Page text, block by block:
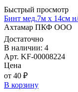
Быстрый просмотр
Бинт мед.7м х 14см
Ахтамар ПКФ ООО
Достаточно
В наличии: 4
Арт. KF-00008224
Цена
от 40 ₽
В корзину